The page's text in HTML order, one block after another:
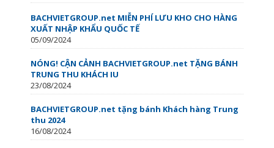
BACHVIETGROUP.net MIỄN PHÍ LƯU KHO CHO HÀNG
XUẤT NHẬP KHẨU QUỐC TẾ
05/09/2024
NÓNG! CẬN CẢNH BACHVIETGROUP.net TẶNG BÁNH
TRUNG THU KHÁCH IU
23/08/2024
BACHVIETGROUP.net tặng bánh Khách hàng Trung
thu 2024
16/08/2024